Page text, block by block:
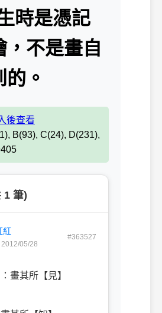
時是憑記
，不是畫自
的。
後查看
B(93), C(24), D(231),
1 筆)
紅
2012/05/28
#363527
畫其所【見】